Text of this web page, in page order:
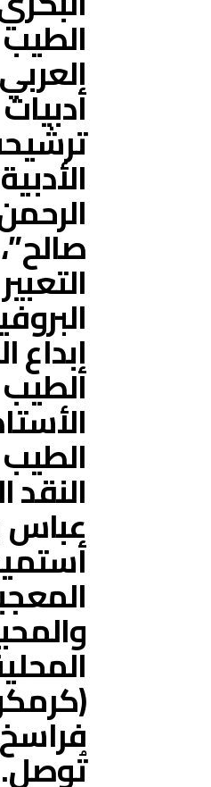
الطيب
النقد
عباس